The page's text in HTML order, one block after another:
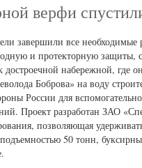
верфи
завершили все
и протекторную защиты,
достроечной набережной, где
Боброва» на воду
России для
Проект разработан ЗАО
позволяющая
50 тонн,